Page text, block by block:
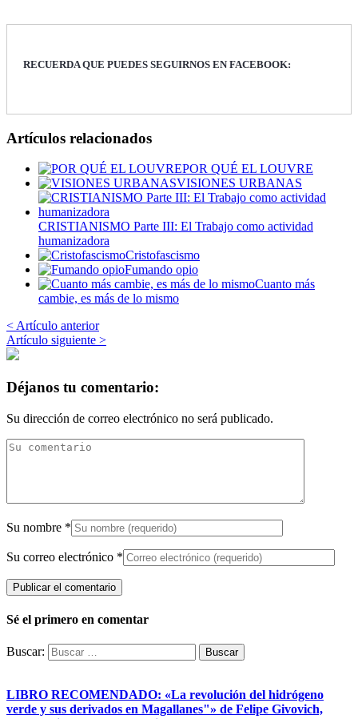
RECUERDA QUE PUEDES SEGUIRNOS EN FACEBOOK:
Artículos relacionados
POR QUÉ EL LOUVRE
VISIONES URBANAS
CRISTIANISMO Parte III: El Trabajo como actividad
humanizadora
Cristofascismo
Fumando opio
Cuanto más
cambie, es más de lo mismo
< Artículo anterior
Artículo siguiente >
Déjanos tu comentario:
Su dirección de correo electrónico no será publicado.
Su nombre *
Su correo electrónico *
Sé el primero en comentar
Buscar:
LIBRO RECOMENDADO: «La revolución del hidrógeno
verde y sus derivados en Magallanes"» de Felipe Givovich,